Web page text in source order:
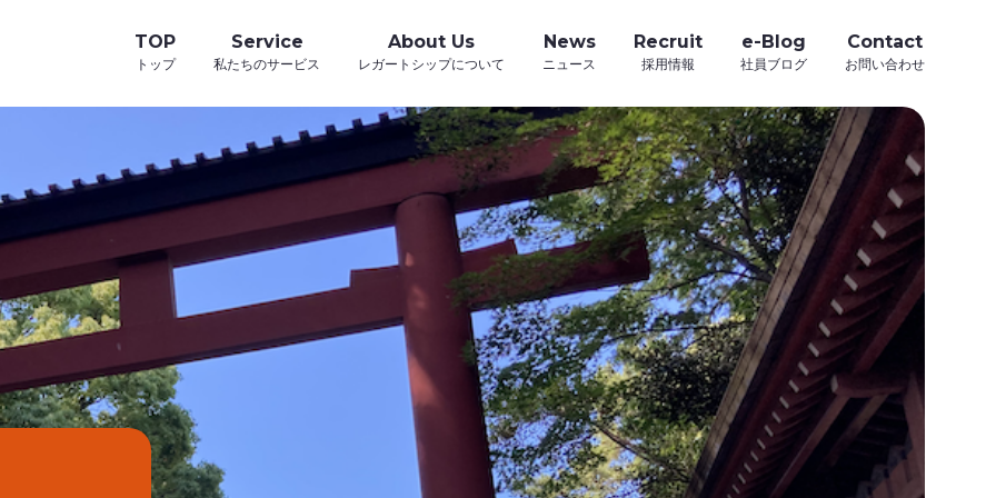
TOP Service About Us News Recruit e-Blog Contact